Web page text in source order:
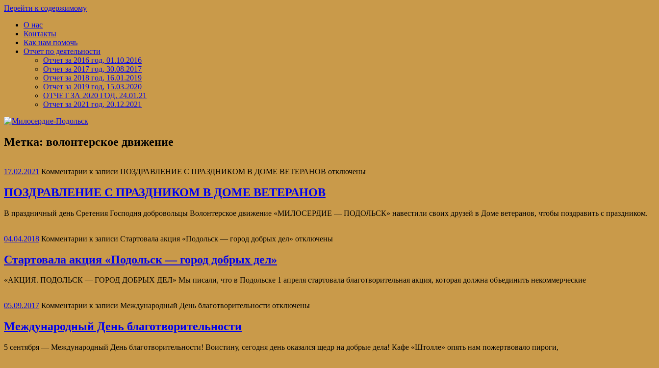
Перейти к содержимому
О нас
Контакты
Как нам помочь
Отчет по деятельности
Отчет за 2016 год, 01.10.2016
Отчет за 2017 год, 30.08.2017
Отчет за 2018 год, 16.01.2019
Отчет за 2019 год, 15.03.2020
ОТЧЕТ ЗА 2020 ГОД, 24.01.21
Отчет за 2021 год, 20.12.2021
Метка: волонтерское движение
17.02.2021 Комментарии к записи ПОЗДРАВЛЕНИЕ С ПРАЗДНИКОМ В ДОМЕ ВЕТЕРАНОВ отключены
ПОЗДРАВЛЕНИЕ С ПРАЗДНИКОМ В ДОМЕ ВЕТЕРАНОВ
В праздничный день Сретения Господня добровольцы Волонтерское движение «МИЛОСЕРДИЕ — ПОДОЛЬСК» навестили своих друзей в Доме ветеранов, чтобы поздравить с праздником.
04.04.2018 Комментарии к записи Стартовала акция «Подольск — город добрых дел» отключены
Стартовала акция «Подольск — город добрых дел»
«АКЦИЯ. ПОДОЛЬСК — ГОРОД ДОБРЫХ ДЕЛ» Мы писали, что в Подольске 1 апреля стартовала благотворительная акция, которая должна объединить некоммерческие
05.09.2017 Комментарии к записи Международный День благотворительности отключены
Международный День благотворительности
5 сентября — Международный День благотворительности! Воистину, сегодня день оказался щедр на добрые дела! Кафе «Штолле» опять нам пожертвовало пироги,